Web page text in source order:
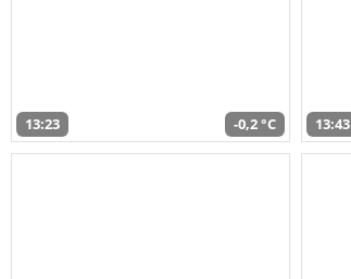
13:23 -0,2 °C 13:43